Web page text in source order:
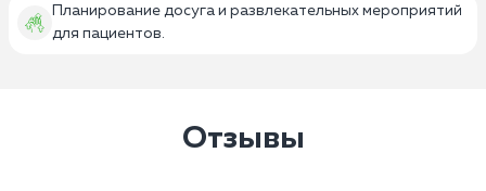
Планирование досуга и развлекательных мероприятий
для пациентов.
Отзывы